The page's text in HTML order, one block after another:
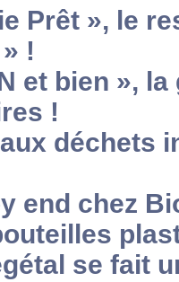
Prêt », le
!
et bien »,
!
déchets
end chez
se fait